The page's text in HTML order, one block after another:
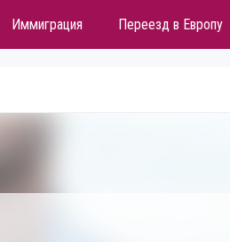
Иммиграция Переезд в Европу